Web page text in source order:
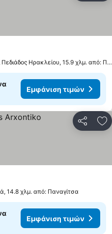
Καστέλι Πεδιάδος Ηρακλείου, 15.9 χλμ. από: Παναγίτσα
Εμφάνιση τιμών
14.8 χλμ. από: Παναγίτσα
Εμφάνιση τιμών